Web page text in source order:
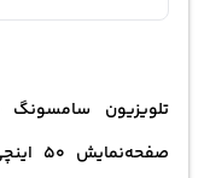
تلویزیون سامسونگ 50DU8000 DU8000
صفحه‌نمایش 50 اینچی Crystal UHD